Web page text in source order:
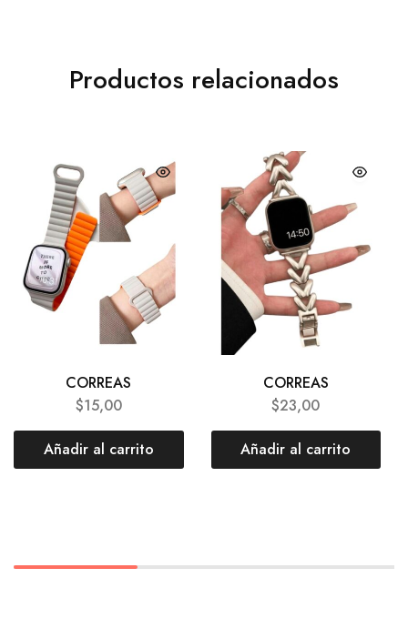
Productos relacionados
CORREAS
$15,00
Añadir al carrito
CORREAS
$23,00
Añadir al carrito